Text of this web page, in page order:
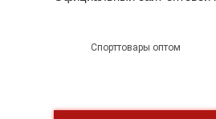
Спорттовары оптом